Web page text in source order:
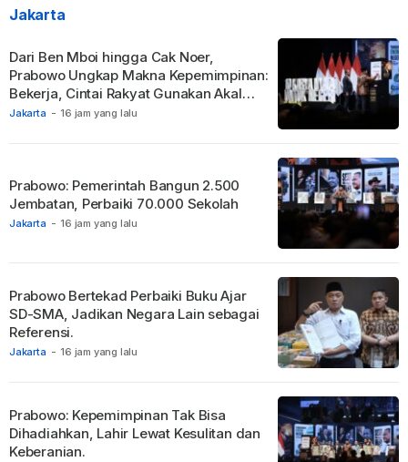
Jakarta
Jakarta - 16 jam yang lalu
Dari Ben Mboi hingga Cak Noer,
Prabowo Ungkap Makna Kepemimpinan:
Bekerja, Cintai Rakyat Gunakan Akal
Sehat.
Jakarta - 16 jam yang lalu
Prabowo: Pemerintah Bangun 2.500
Jembatan, Perbaiki 70.000 Sekolah
Jakarta - 16 jam yang lalu
Prabowo Bertekad Perbaiki Buku Ajar
SD-SMA, Jadikan Negara Lain sebagai
Referensi.
Prabowo: Kepemimpinan Tak Bisa
Dihadiahkan, Lahir Lewat Kesulitan dan
Keberanian.